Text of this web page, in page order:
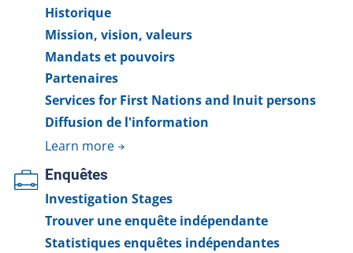
Historique
Mission, vision, valeurs
Mandats et pouvoirs
Partenaires
Services for First Nations and Inuit persons
Diffusion de l'information
Learn more
Enquêtes
Investigation Stages
Trouver une enquête indépendante
Statistiques enquêtes indépendantes